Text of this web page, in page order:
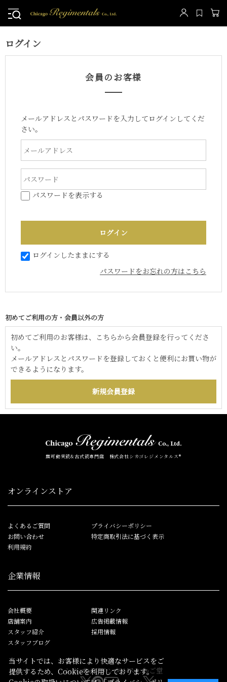
ログイン
会員のお客様
メールアドレスとパスワードを入力してログインしてくだ
さい。
パスワードを表示する
ログインしたままにする
パスワードをお忘れの方はこちら
初めてご利用の方・会員以外の方
初めてご利用のお客様は、こちらから会員登録を行ってくださ
い。
メールアドレスとパスワードを登録しておくと便利にお買い物が
できるようになります。
無可動実銃&古式銃専門店 株式会社シカゴレジメンタルス®
オンラインストア
よくあるご質問
お問い合わせ
利用規約
プライバシーポリシー
特定商取引法に基づく表示
企業情報
会社概要
店舗案内
スタッフ紹介
スタッフブログ
関連リンク
広告掲載情報
採用情報
シカゴレジメンタルスしかご堂
当サイトでは、お客様により快適なサービスをご
提供するため、Cookieを利用しております。